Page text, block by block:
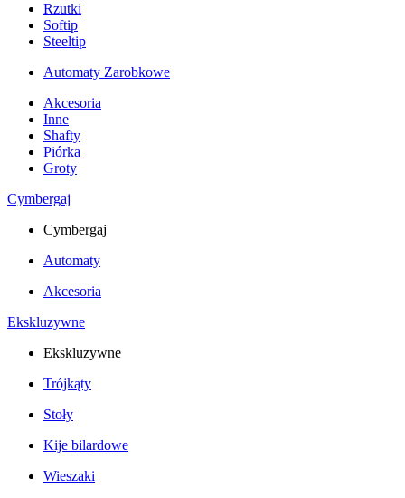
Rzutki
Softip
Steeltip
Automaty Zarobkowe
Akcesoria
Inne
Shafty
Piórka
Groty
Cymbergaj
Cymbergaj
Automaty
Akcesoria
Ekskluzywne
Ekskluzywne
Trójkąty
Stoły
Kije bilardowe
Wieszaki